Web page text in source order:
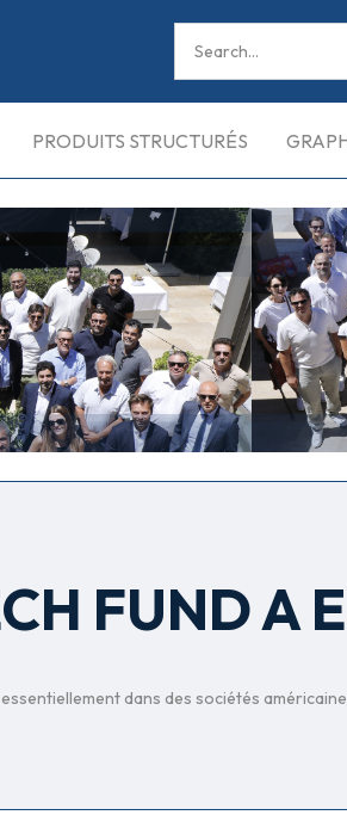
PRODUITS STRUCTURÉS
FUND A
dans des sociétés